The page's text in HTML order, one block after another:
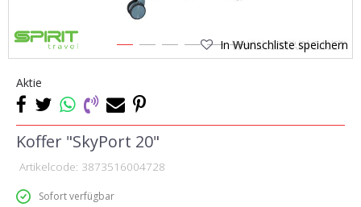
1 2 3 4 5 6
In Wunschliste speichern
Aktie
Koffer "SkyPort 20"
Artikelcode: 3873516004728
Sofort verfügbar